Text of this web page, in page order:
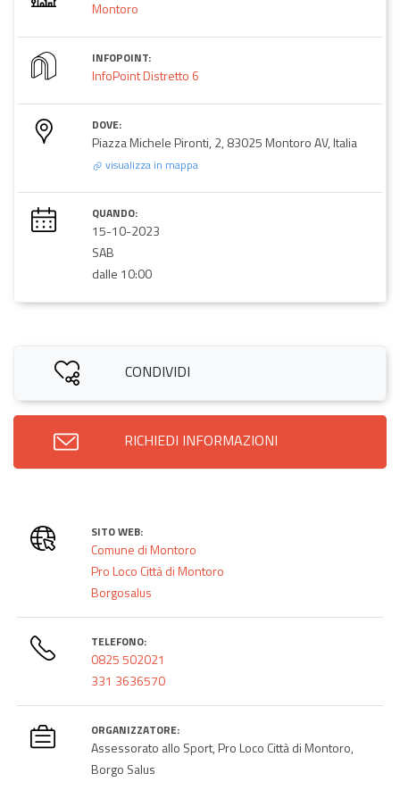
Montoro
INFOPOINT:
InfoPoint Distretto 6
DOVE:
Piazza Michele Pironti, 2, 83025 Montoro AV, Italia
visualizza in mappa
QUANDO:
15-10-2023
SAB
dalle 10:00
CONDIVIDI
RICHIEDI INFORMAZIONI
SITO WEB:
Comune di Montoro
Pro Loco Città di Montoro
Borgosalus
TELEFONO:
0825 502021
331 3636570
ORGANIZZATORE:
Assessorato allo Sport, Pro Loco Città di Montoro,
Borgo Salus